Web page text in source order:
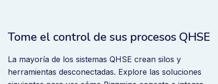
Tome el control de sus procesos QHSE
La mayoría de los sistemas QHSE crean silos y
herramientas desconectadas. Explore las soluciones